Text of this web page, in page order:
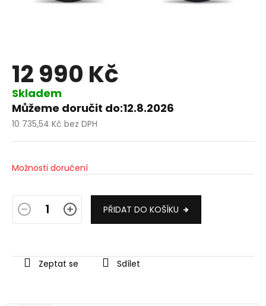
12 990 Kč
Skladem
Můžeme doručit do:12.8.2026
10 735,54 Kč bez DPH
Měrná
Možnosti doručení
PŘIDAT DO KOŠÍKU
Zeptat se Sdílet